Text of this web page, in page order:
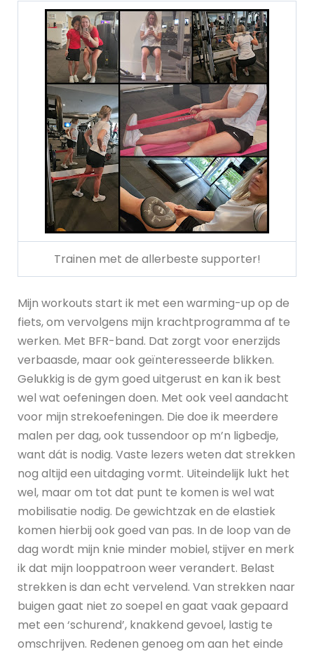
Trainen met de allerbeste supporter!
Mijn workouts start ik met een warming-up op de
fiets, om vervolgens mijn krachtprogramma af te
werken. Met BFR-band. Dat zorgt voor enerzijds
verbaasde, maar ook geïnteresseerde blikken.
Gelukkig is de gym goed uitgerust en kan ik best
wel wat oefeningen doen. Met ook veel aandacht
voor mijn strekoefeningen. Die doe ik meerdere
malen per dag, ook tussendoor op m’n ligbedje,
want dát is nodig. Vaste lezers weten dat strekken
nog altijd een uitdaging vormt. Uiteindelijk lukt het
wel, maar om tot dat punt te komen is wel wat
mobilisatie nodig. De gewichtzak en de elastiek
komen hierbij ook goed van pas. In de loop van de
dag wordt mijn knie minder mobiel, stijver en merk
ik dat mijn looppatroon weer verandert. Belast
strekken is dan echt vervelend. Van strekken naar
buigen gaat niet zo soepel en gaat vaak gepaard
met een ‘schurend’, knakkend gevoel, lastig te
omschrijven. Redenen genoeg om aan het einde